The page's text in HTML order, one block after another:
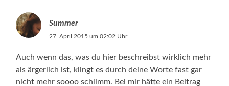
Summer
27. April 2015 um 02:02 Uhr
Auch wenn das, was du hier beschreibst wirklich mehr
als ärgerlich ist, klingt es durch deine Worte fast gar
nicht mehr soooo schlimm. Bei mir hätte ein Beitrag